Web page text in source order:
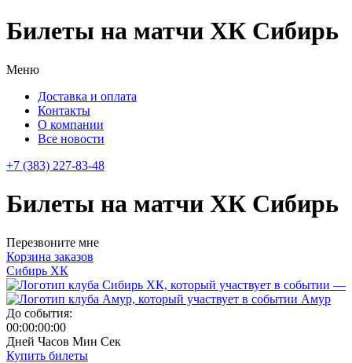
Билеты на матчи ХК Сибирь
Меню
Доставка и оплата
Контакты
О компании
Все новости
+7 (383) 227-83-48
Билеты на матчи ХК Сибирь
Перезвоните мне
Корзина заказов
Сибирь ХК
—
Амур
До события:
00:00:00:00
Дней Часов Мин Сек
Купить билеты